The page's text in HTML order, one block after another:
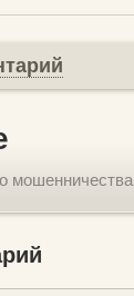
мошенничества